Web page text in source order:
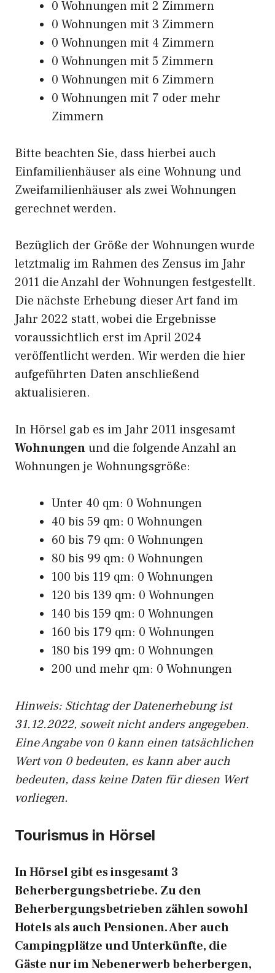
0 Wohnungen mit 2 Zimmern
0 Wohnungen mit 3 Zimmern
0 Wohnungen mit 4 Zimmern
0 Wohnungen mit 5 Zimmern
0 Wohnungen mit 6 Zimmern
0 Wohnungen mit 7 oder mehr
Zimmern
Bitte beachten Sie, dass hierbei auch
Einfamilienhäuser als eine Wohnung und
Zweifamilienhäuser als zwei Wohnungen
gerechnet werden.
Bezüglich der Größe der Wohnungen wurde
letztmalig im Rahmen des Zensus im Jahr
2011 die Anzahl der Wohnungen festgestellt.
Die nächste Erhebung dieser Art fand im
Jahr 2022 statt, wobei die Ergebnisse
voraussichtlich erst im April 2024
veröffentlicht werden. Wir werden die hier
aufgeführten Daten anschließend
aktualisieren.
In Hörsel gab es im Jahr 2011 insgesamt
Wohnungenund die folgende Anzahl an
Wohnungen je Wohnungsgröße:
Unter 40 qm: 0 Wohnungen
40 bis 59 qm: 0 Wohnungen
60 bis 79 qm: 0 Wohnungen
80 bis 99 qm: 0 Wohnungen
100 bis 119 qm: 0 Wohnungen
120 bis 139 qm: 0 Wohnungen
140 bis 159 qm: 0 Wohnungen
160 bis 179 qm: 0 Wohnungen
180 bis 199 qm: 0 Wohnungen
200 und mehr qm: 0 Wohnungen
Hinweis: Stichtag der Datenerhebung ist
31.12.2022, soweit nicht anders angegeben.
Eine Angabe von 0 kann einen tatsächlichen
Wert von 0 bedeuten, es kann aber auch
bedeuten, dass keine Daten für diesen Wert
vorliegen.
Tourismus in Hörsel
In Hörsel gibt es insgesamt 3
Beherbergungsbetriebe. Zu den
Beherbergungsbetrieben zählen sowohl
Hotels als auch Pensionen. Aber auch
Campingplätze und Unterkünfte, die
Gäste nur im Nebenerwerb beherbergen,